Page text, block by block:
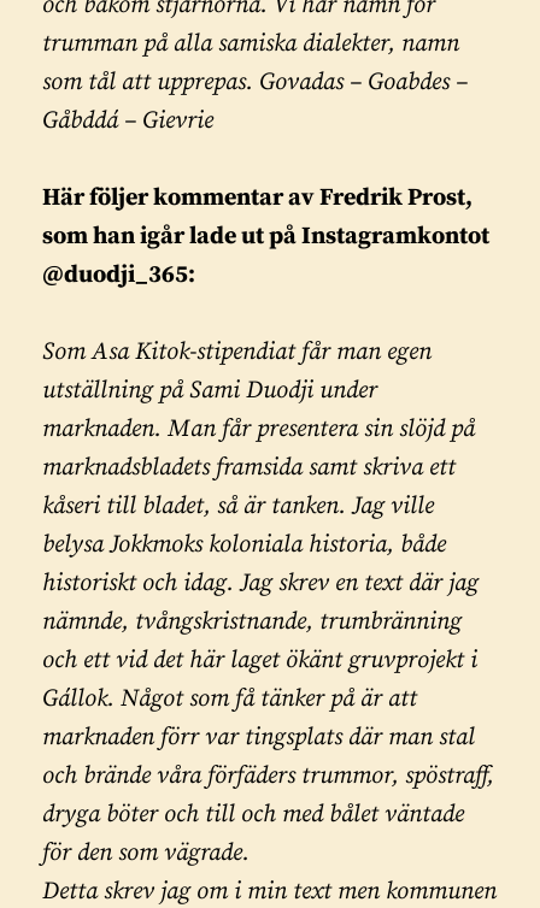
trumman på alla samiska dialekter, namn
som tål att upprepas. Govadas – Goabdes –
Gåbddá – Gievrie
Här följer kommentar av Fredrik Prost,
som han igår lade ut på Instagramkontot
@duodji_365:
Som Asa Kitok-stipendiat får man egen
utställning på Sami Duodji under
marknaden. Man får presentera sin slöjd på
marknadsbladets framsida samt skriva ett
kåseri till bladet, så är tanken. Jag ville
belysa Jokkmoks koloniala historia, både
historiskt och idag. Jag skrev en text där jag
nämnde, tvångskristnande, trumbränning
och ett vid det här laget ökänt gruvprojekt i
Gállok. Något som få tänker på är att
marknaden förr var tingsplats där man stal
och brände våra förfäders trummor, spöstraff,
dryga böter och till och med bålet väntade
för den som vägrade.
Detta skrev jag om i min text men kommunen